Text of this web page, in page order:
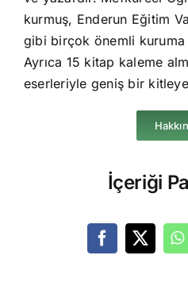
kurmuş, Enderun Eğitim
gibi birçok önemli
Ayrıca 15 kitap kaleme
eserleriyle geniş bir
İçeriği